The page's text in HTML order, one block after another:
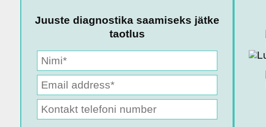
Juuste diagnostika saamiseks jätke
taotlus